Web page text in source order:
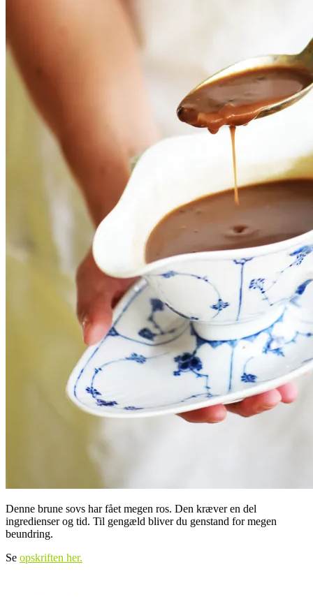
Denne brune sovs har fået megen ros. Den kræver en del
ingredienser og tid. Til gengæld bliver du genstand for megen
beundring.
Se opskriften her.